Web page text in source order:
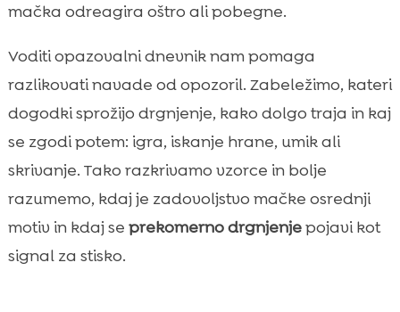
mačka odreagira oštro ali pobegne.
Voditi opazovalni dnevnik nam pomaga
razlikovati navade od opozoril. Zabeležimo, kateri
dogodki sprožijo drgnjenje, kako dolgo traja in kaj
se zgodi potem: igra, iskanje hrane, umik ali
skrivanje. Tako razkrivamo vzorce in bolje
razumemo, kdaj je zadovoljstvo mačke osrednji
motiv in kdaj se prekomerno drgnjenjepojavi kot
signal za stisko.